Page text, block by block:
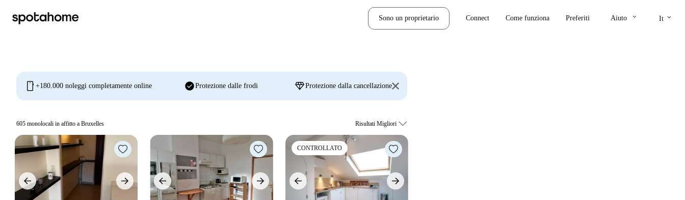
Sono un proprietario Connect Come funziona Preferiti Aiuto keyboard_arrow_down It keyboard_arrow_down
mobile +180.000 noleggi completamente online check_circleProtezione dalle frodi diamondProtezione dalla cancellazione
605 monolocali in affitto a Bruxelles
CONTROLLATO